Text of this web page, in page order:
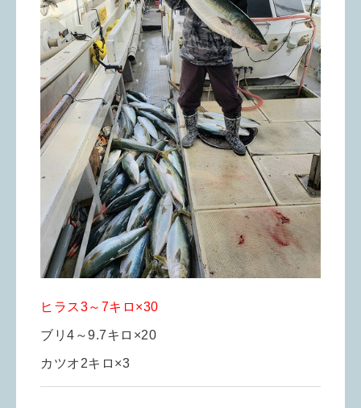
ヒラス3～7キロ×30
ブリ4～9.7キロ×20
カツオ2キロ×3